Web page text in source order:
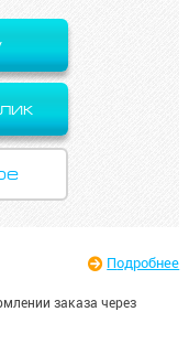
Подробнее
заказа через